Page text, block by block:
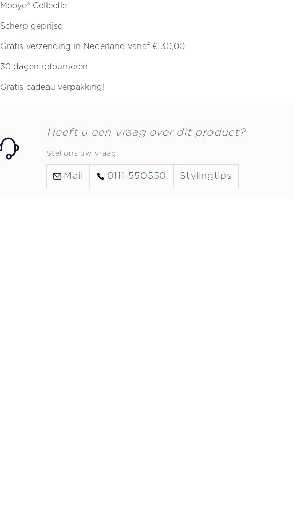
Mooye® Collectie
Scherp geprijsd
Gratis verzending in Nederland vanaf € 30,00
30 dagen retourneren
Gratis cadeau verpakking!
Heeft u een vraag over dit product?
Stel ons uw vraag
Mail 0111-550550 Stylingtips